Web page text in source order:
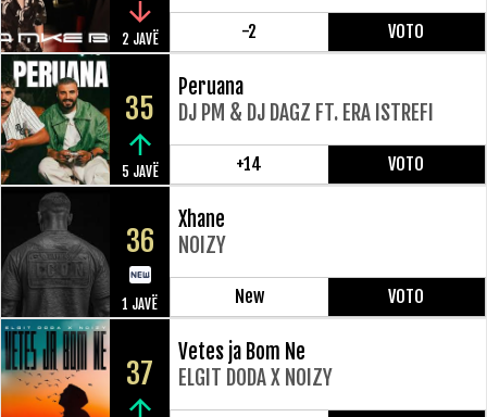
2 JAVË -2 VOTO
35
5 JAVË
Peruana
DJ PM & DJ DAGZ FT. ERA ISTREFI
+14 VOTO
36
1 JAVË
Xhane
NOIZY
New VOTO
37
Vetes ja Bom Ne
ELGIT DODA X NOIZY